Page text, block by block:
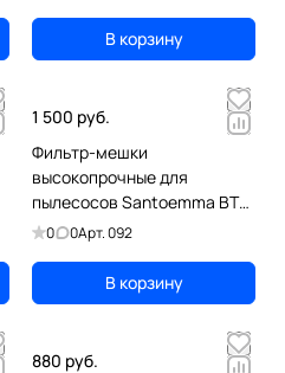
В корзину
1 500 руб.
Фильтр-мешки
высокопрочные для
пылесосов Santoemma BT
450, BT 350, 5шт 092
0 0Арт.092
В корзину
880 руб.